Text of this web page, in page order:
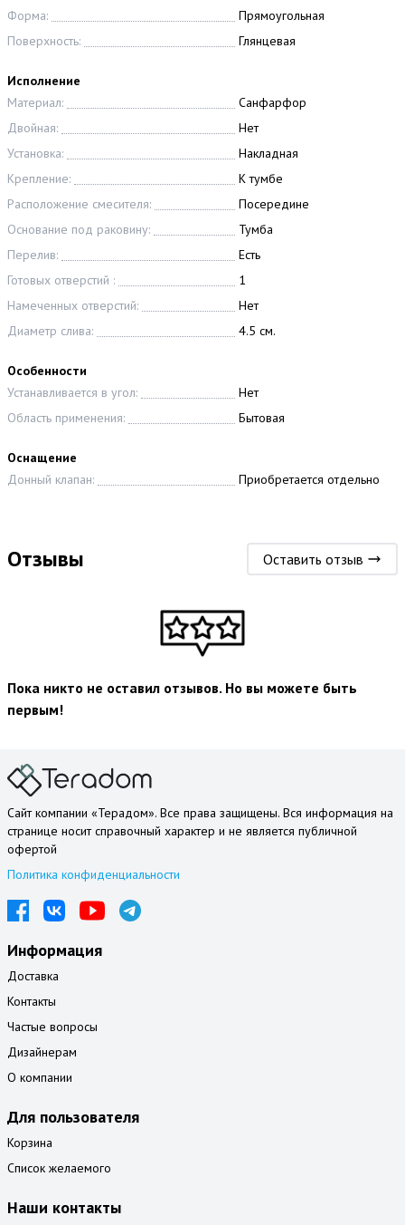
Форма:
Прямоугольная
Поверхность:
Глянцевая
Исполнение
Материал:
Санфарфор
Двойная:
Нет
Установка:
Накладная
Крепление:
К тумбе
Расположение смесителя:
Посередине
Основание под раковину:
Тумба
Перелив:
Есть
Готовых отверстий :
1
Намеченных отверстий:
Нет
Диаметр слива:
4.5 см.
Особенности
Устанавливается в угол:
Нет
Область применения:
Бытовая
Оснащение
Донный клапан:
Приобретается отдельно
Отзывы Оставить отзыв
Пока никто не оставил отзывов. Но вы можете быть
первым!
Сайт компании «Терадом». Все права защищены. Вся информация на
странице носит справочный характер и не является публичной
офертой
Политика конфиденциальности
Информация
Доставка
Контакты
Частые вопросы
Дизайнерам
О компании
Для пользователя
Корзина
Список желаемого
Наши контакты